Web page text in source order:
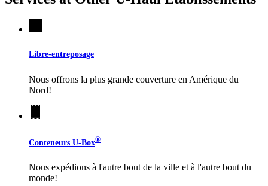
Libre-entreposage
Nous offrons la plus grande couverture en Amérique du
Nord!
Conteneurs U-Box®
Nous expédions à l'autre bout de la ville et à l'autre bout du
monde!